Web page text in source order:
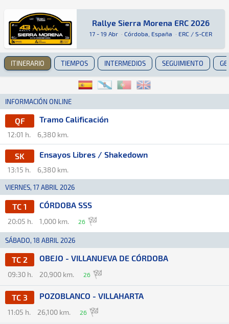
Rallye Sierra Morena ERC 2026
Rallye Sierra Morena ERC 2026
17 - 19 Abr · Córdoba, España · ERC / S-CER
Rally · Rallye Sierra Morena ERC 2026 ·
Córdoba, EspañaCórdoba, España
ITINERARIO TIEMPOS INTERMEDIOS SEGUIMIENTO
INFORMACIÓN ONLINE
QF Tramo Calificación
12:01 h. 6,380 km.
SK Ensayos Libres / Shakedown
13:15 h. 6,380 km.
VIERNES, 17 ABRIL 2026
TC 1 CÓRDOBA SSS
20:05 h. 1,000 km. 26
SÁBADO, 18 ABRIL 2026
TC 2 OBEJO - VILLANUEVA DE CÓRDOBA
09:30 h. 20,900 km. 26
TC 3 POZOBLANCO - VILLAHARTA
11:05 h. 26,100 km. 26